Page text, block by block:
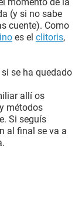
(y si no sabe
cuente). Como
es el clitoris,
se ha quedado
allí os
métodos
Si seguís
al final se va a